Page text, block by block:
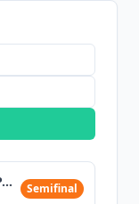
TORNEO GALCAR - CIRCUITO DE PADEL DE CONCESIONARIO
Semifinal